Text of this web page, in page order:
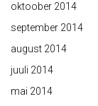
oktoober 2014
september 2014
august 2014
juuli 2014
mai 2014